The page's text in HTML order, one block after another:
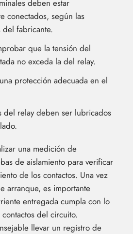
deben estar
conectados, según las
del fabricante.
que la tensión del
no exceda la del relay.
protección adecuada en el
del relay deben ser lubricados
una medición de
de aislamiento para verificar
de los contactos. Una vez
arranque, es importante
entregada cumpla con lo
del circuito.
llevar un registro de